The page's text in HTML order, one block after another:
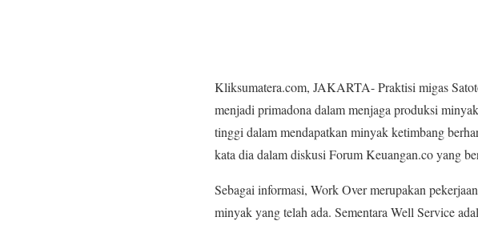
Kliksumatera.com, JAKARTA- Praktisi migas
menjadi primadona dalam menjaga produksi
tinggi dalam mendapatkan minyak ketimbang
kata dia dalam diskusi Forum Keuangan.co yang
Sebagai informasi, Work Over merupakan
minyak yang telah ada. Sementara Well Service